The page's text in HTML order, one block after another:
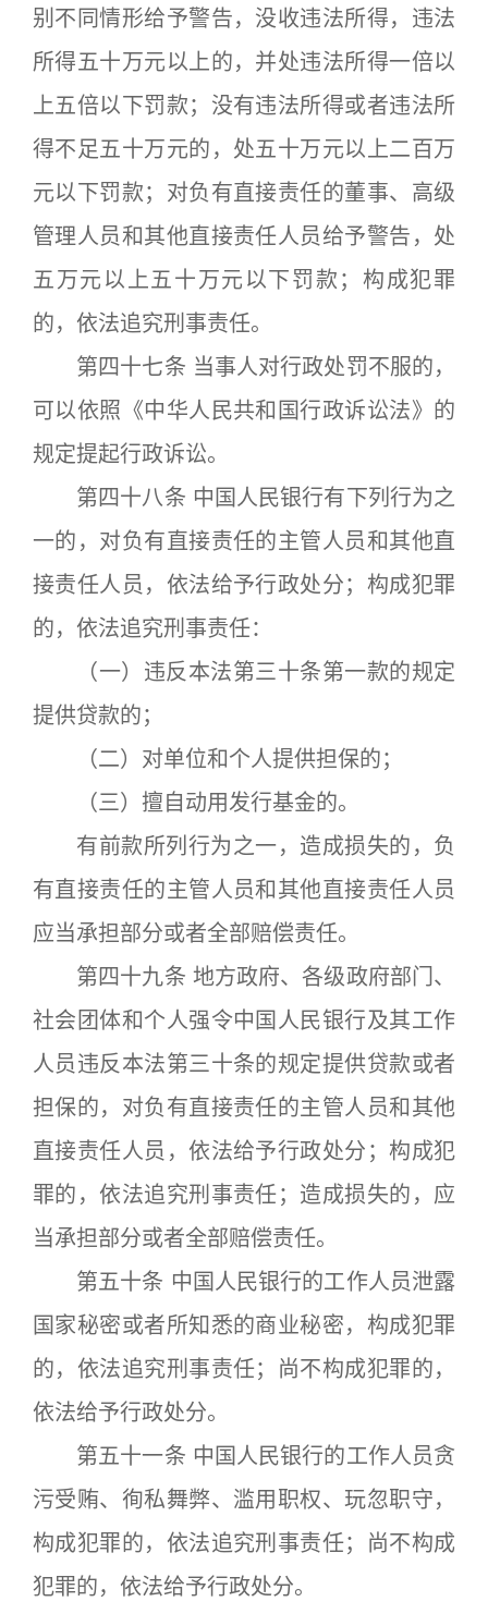
别不同情形给予警告，没收违法所得，违法
所得五十万元以上的，并处违法所得一倍以
上五倍以下罚款；没有违法所得或者违法所
得不足五十万元的，处五十万元以上二百万
元以下罚款；对负有直接责任的董事、高级
管理人员和其他直接责任人员给予警告，处
五万元以上五十万元以下罚款；构成犯罪
的，依法追究刑事责任。
第四十七条 当事人对行政处罚不服的，
可以依照《中华人民共和国行政诉讼法》的
规定提起行政诉讼。
第四十八条 中国人民银行有下列行为之
一的，对负有直接责任的主管人员和其他直
接责任人员，依法给予行政处分；构成犯罪
的，依法追究刑事责任：
（一）违反本法第三十条第一款的规定
提供贷款的；
（二）对单位和个人提供担保的；
（三）擅自动用发行基金的。
有前款所列行为之一，造成损失的，负
有直接责任的主管人员和其他直接责任人员
应当承担部分或者全部赔偿责任。
第四十九条 地方政府、各级政府部门、
社会团体和个人强令中国人民银行及其工作
人员违反本法第三十条的规定提供贷款或者
担保的，对负有直接责任的主管人员和其他
直接责任人员，依法给予行政处分；构成犯
罪的，依法追究刑事责任；造成损失的，应
当承担部分或者全部赔偿责任。
第五十条 中国人民银行的工作人员泄露
国家秘密或者所知悉的商业秘密，构成犯罪
的，依法追究刑事责任；尚不构成犯罪的，
依法给予行政处分。
第五十一条 中国人民银行的工作人员贪
污受贿、徇私舞弊、滥用职权、玩忽职守，
构成犯罪的，依法追究刑事责任；尚不构成
犯罪的，依法给予行政处分。